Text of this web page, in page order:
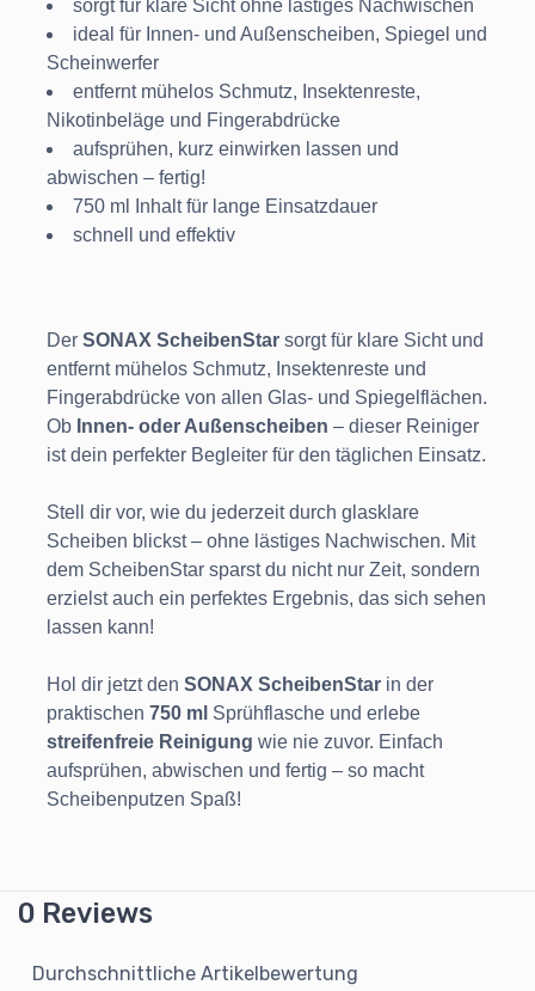
sorgt für klare Sicht ohne lästiges Nachwischen
ideal für Innen- und Außenscheiben, Spiegel und
Scheinwerfer
entfernt mühelos Schmutz, Insektenreste,
Nikotinbeläge und Fingerabdrücke
aufsprühen, kurz einwirken lassen und
abwischen – fertig!
750 ml Inhalt für lange Einsatzdauer
schnell und effektiv
Der SONAX ScheibenStar sorgt für klare Sicht und
entfernt mühelos Schmutz, Insektenreste und
Fingerabdrücke von allen Glas- und Spiegelflächen.
Ob Innen- oder Außenscheiben – dieser Reiniger
ist dein perfekter Begleiter für den täglichen Einsatz.
Stell dir vor, wie du jederzeit durch glasklare
Scheiben blickst – ohne lästiges Nachwischen. Mit
dem ScheibenStar sparst du nicht nur Zeit, sondern
erzielst auch ein perfektes Ergebnis, das sich sehen
lassen kann!
Hol dir jetzt den SONAX ScheibenStar in der
praktischen 750 ml Sprühflasche und erlebe
streifenfreie Reinigung wie nie zuvor. Einfach
aufsprühen, abwischen und fertig – so macht
Scheibenputzen Spaß!
0 Reviews
Durchschnittliche Artikelbewertung